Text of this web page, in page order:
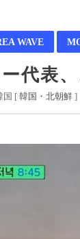
WAVE
代表
国 [ 韓国・北朝鮮 ]